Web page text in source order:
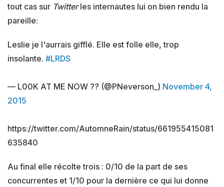
tout cas sur Twitterles internautes lui on bien rendu la
pareille:
Leslie je l'aurrais gifflé. Elle est folle elle, trop
insolante. #LRDS
— L00K AT ME NOW ?? (@PNeverson_) November 4,
2015
https://twitter.com/AutomneRain/status/661955415081
635840
Au final elle récolte trois : 0/10 de la part de ses
concurrentes et 1/10 pour la dernière ce qui lui donne